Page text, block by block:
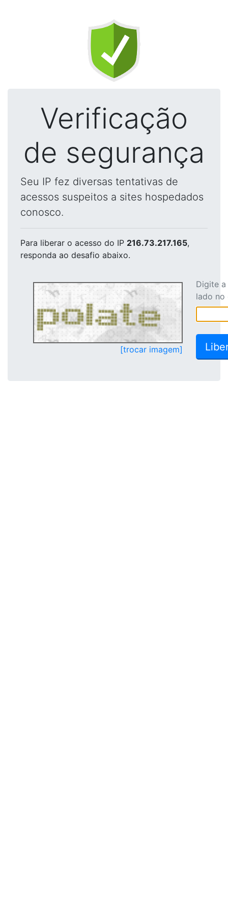
Verificação
de segurança
Seu IP fez diversas tentativas de
acessos suspeitos a sites hospedados
conosco.
Para liberar o acesso do IP 216.73.217.165,
responda ao desafio abaixo.
[trocar imagem]
Digite
lado no